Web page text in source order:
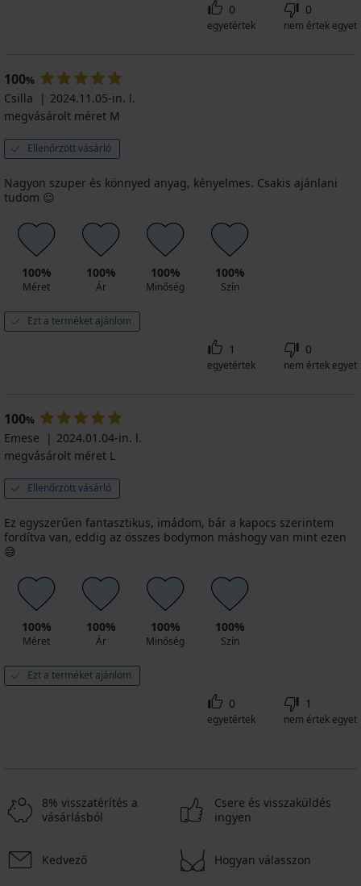
0
egyetértek
0
nem értek egyet
100%
Csilla
2024.11.05-in. l.
megvásárolt méret M
Ellenőrzött vásárló
Nagyon szuper és könnyed anyag, kényelmes. Csakis ajánlani
tudom ☺️
100%
Méret
100%
Ár
100%
Minőség
100%
Szín
Ezt a terméket ajánlom
1
egyetértek
0
nem értek egyet
100%
Emese
2024.01.04-in. l.
megvásárolt méret L
Ellenőrzött vásárló
Ez egyszerűen fantasztikus, imádom, bár a kapocs szerintem
fordítva van, eddig az összes bodymon máshogy van mint ezen
😅
100%
Méret
100%
Ár
100%
Minőség
100%
Szín
Ezt a terméket ajánlom
0
egyetértek
1
nem értek egyet
8% visszatérítés a
vásárlásból
Csere és visszaküldés
ingyen
Kedvező Hogyan válasszon